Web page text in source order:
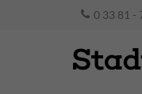
0 33 81 -